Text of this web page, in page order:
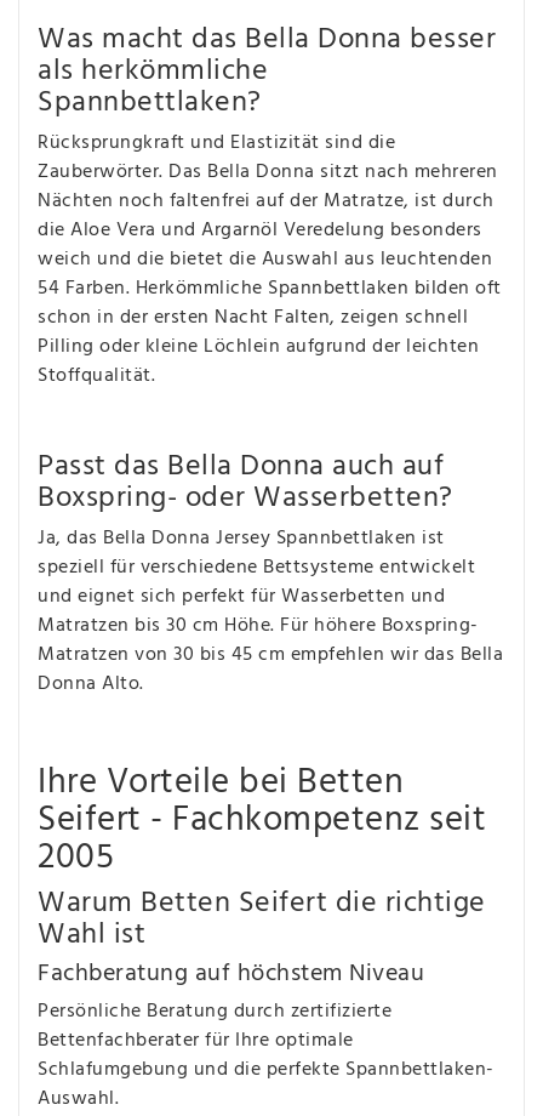
Was macht das Bella Donna besser
als herkömmliche
Spannbettlaken?
Rücksprungkraft und Elastizität sind die
Zauberwörter. Das Bella Donna sitzt nach mehreren
Nächten noch faltenfrei auf der Matratze, ist durch
die Aloe Vera und Argarnöl Veredelung besonders
weich und die bietet die Auswahl aus leuchtenden
54 Farben. Herkömmliche Spannbettlaken bilden oft
schon in der ersten Nacht Falten, zeigen schnell
Pilling oder kleine Löchlein aufgrund der leichten
Stoffqualität.
Passt das Bella Donna auch auf
Boxspring- oder Wasserbetten?
Ja, das Bella Donna Jersey Spannbettlaken ist
speziell für verschiedene Bettsysteme entwickelt
und eignet sich perfekt für Wasserbetten und
Matratzen bis 30 cm Höhe. Für höhere Boxspring-
Matratzen von 30 bis 45 cm empfehlen wir das Bella
Donna Alto.
Ihre Vorteile bei Betten
Seifert - Fachkompetenz seit
2005
Warum Betten Seifert die richtige
Wahl ist
Fachberatung auf höchstem Niveau
Persönliche Beratung durch zertifizierte
Bettenfachberater für Ihre optimale
Schlafumgebung und die perfekte Spannbettlaken-
Auswahl.